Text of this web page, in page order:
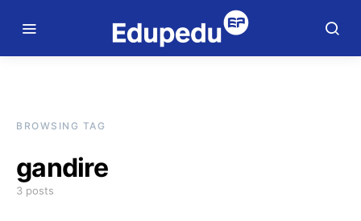
BROWSING TAG
gandire
3 posts